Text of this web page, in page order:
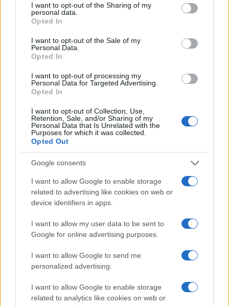
not limited to your visit or usage behaviour. You may click to
grant or deny consent to Google and its third-party tags to
use your data for below specified purposes in below Google
consent section.
I want to opt-out of the Sharing of my
personal data.
Opted In
I want to opt-out of the Sale of my
Personal Data.
Opted In
I want to opt-out of processing my
Personal Data for Targeted Advertising.
Opted In
I want to opt-out of Collection, Use,
Retention, Sale, and/or Sharing of my
Personal Data that Is Unrelated with the
Purposes for which it was collected.
Opted Out
Google consents
I want to allow Google to enable storage
related to advertising like cookies on web or
device identifiers in apps.
I want to allow my user data to be sent to
Google for online advertising purposes.
I want to allow Google to send me
personalized advertising.
I want to allow Google to enable storage
related to analytics like cookies on web or
preocupación sobre el pelo levantado de tu
caballo, no dudes en consultar a un veterinario o a
un profesional equino para obtener asesoramiento
adicional.
AUTOR
Redacción Petstory.es